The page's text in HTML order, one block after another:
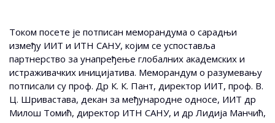
Током посете је потписан меморандума о сарадњи
између ИИТ и ИТН САНУ, којим се успоставља
партнерство за унапређење глобалних академских и
истраживачких иницијатива. Меморандум о разумевању
потписали су проф. Др К. К. Пант, директор ИИТ, проф. В.
Ц. Шривастава, декан за међународне односе, ИИТ др
Милош Томић, директор ИТН САНУ, и др Лидија Манчић,